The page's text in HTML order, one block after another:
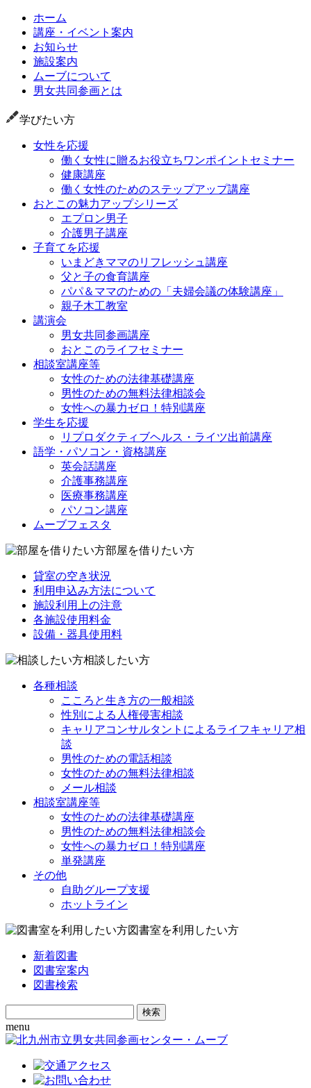
ホーム
講座・イベント案内
お知らせ
施設案内
ムーブについて
男女共同参画とは
学びたい方
女性を応援
働く女性に贈るお役立ちワンポイントセミナー
健康講座
働く女性のためのステップアップ講座
おとこの魅力アップシリーズ
エプロン男子
介護男子講座
子育てを応援
いまどきママのリフレッシュ講座
父と子の食育講座
パパ＆ママのための「夫婦会議の体験講座」
親子木工教室
講演会
男女共同参画講座
おとこのライフセミナー
相談室講座等
女性のための法律基礎講座
男性のための無料法律相談会
女性への暴力ゼロ！特別講座
学生を応援
リプロダクティブヘルス・ライツ出前講座
語学・パソコン・資格講座
英会話講座
介護事務講座
医療事務講座
パソコン講座
ムーブフェスタ
部屋を借りたい方
貸室の空き状況
利用申込み方法について
施設利用上の注意
各施設使用料金
設備・器具使用料
相談したい方
各種相談
こころと生き方の一般相談
性別による人権侵害相談
キャリアコンサルタントによるライフキャリア相
談
男性のための電話相談
女性のための無料法律相談
メール相談
相談室講座等
女性のための法律基礎講座
男性のための無料法律相談会
女性への暴力ゼロ！特別講座
単発講座
その他
自助グループ支援
ホットライン
図書室を利用したい方
新着図書
図書室案内
図書検索
Search
for:
menu